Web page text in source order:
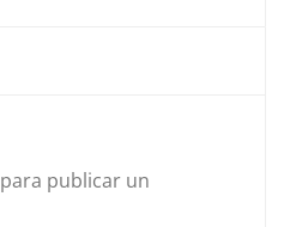
para publicar un